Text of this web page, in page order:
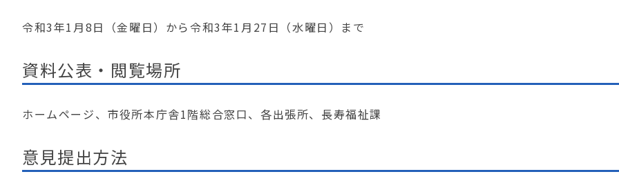
令和3年1月8日（金曜日）から令和3年1月27日（水曜日）まで
資料公表・閲覧場所
ホームページ、市役所本庁舎1階総合窓口、各出張所、長寿福祉課
意見提出方法